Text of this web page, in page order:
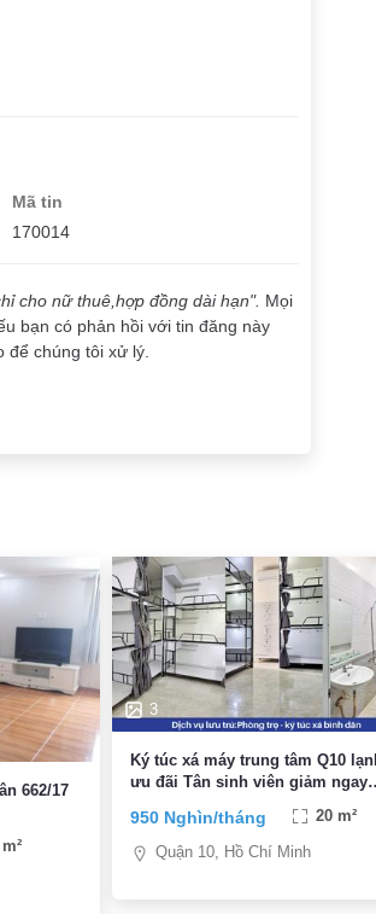
Mã tin
170014
cho nữ thuê,hợp đồng dài hạn". Mọi
bạn có phản hồi với tin đăng này
chúng tôi xử lý.
662/17
3
Ký túc xá máy trung tâm Q10
ưu đãi Tân sinh viên giảm ngay
950 Nghìn/tháng 20 m²
Quận 10, Hồ Chí Minh